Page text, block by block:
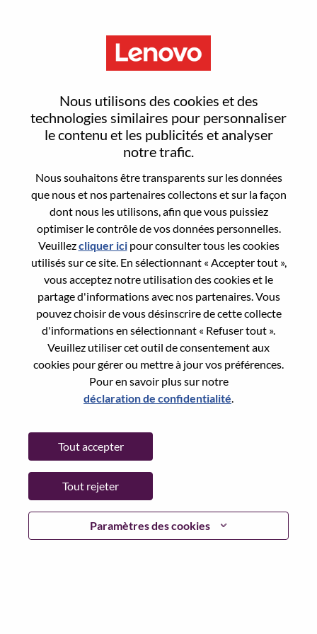
Nous utilisons des cookies et des
technologies similaires pour personnaliser
le contenu et les publicités et analyser
notre trafic.
Nous souhaitons être transparents sur les données
que nous et nos partenaires collectons et sur la façon
dont nous les utilisons, afin que vous puissiez
optimiser le contrôle de vos données personnelles.
Veuillezcliquer icipour consulter tous les cookies
utilisés sur ce site. En sélectionnant « Accepter tout »,
vous acceptez notre utilisation des cookies et le
partage d'informations avec nos partenaires. Vous
pouvez choisir de vous désinscrire de cette collecte
d'informations en sélectionnant « Refuser tout ».
Veuillez utiliser cet outil de consentement aux
cookies pour gérer ou mettre à jour vos préférences.
Pour en savoir plus sur notre
déclaration de confidentialité.
Paramètres des cookies
Tout accepter
Tout rejeter
Reset password
Are you sure you want to reset your
Enter the email address associated with your
account, then click "Continue".
We will email you a link to reset your
password.
Reset password with your e-mail
E-mail*
Continue
Go Back